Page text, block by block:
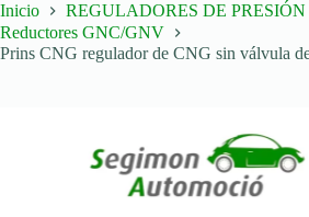
Inicio
REGULADORES DE PRESIÓN
Reductores GNC/GNV
Prins CNG regulador de CNG sin válvula